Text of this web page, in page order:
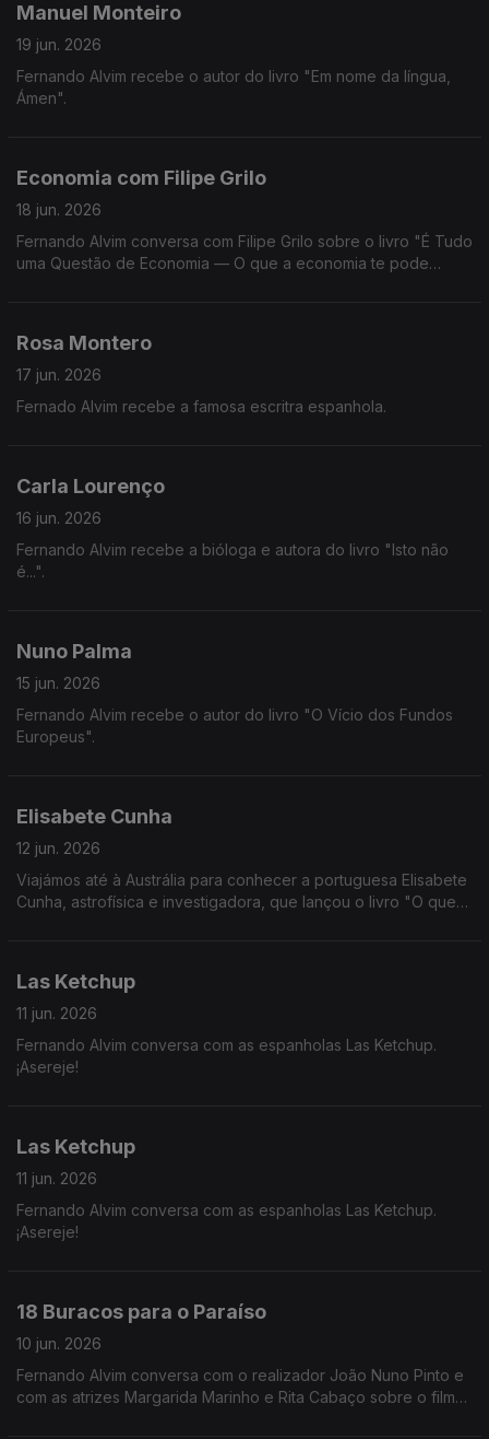
Manuel Monteiro
19 jun. 2026
Fernando Alvim recebe o autor do livro "Em nome da língua,
Ámen".
Economia com Filipe Grilo
18 jun. 2026
Fernando Alvim conversa com Filipe Grilo sobre o livro "É Tudo
uma Questão de Economia — O que a economia te pode
Rosa Montero
17 jun. 2026
Fernado Alvim recebe a famosa escritra espanhola.
Carla Lourenço
16 jun. 2026
Fernando Alvim recebe a bióloga e autora do livro "Isto não
é...".
Nuno Palma
15 jun. 2026
Fernando Alvim recebe o autor do livro "O Vício dos Fundos
Europeus".
Elisabete Cunha
12 jun. 2026
Viajámos até à Austrália para conhecer a portuguesa Elisabete
Cunha, astrofísica e investigadora, que lançou o livro "O que
Las Ketchup
11 jun. 2026
Fernando Alvim conversa com as espanholas Las Ketchup.
¡Asereje!
Las Ketchup
11 jun. 2026
Fernando Alvim conversa com as espanholas Las Ketchup.
¡Asereje!
18 Buracos para o Paraíso
10 jun. 2026
Fernando Alvim conversa com o realizador João Nuno Pinto e
com as atrizes Margarida Marinho e Rita Cabaço sobre o filme